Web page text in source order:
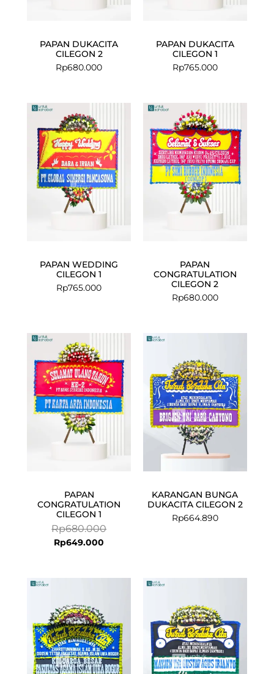
PAPAN DUKACITA
CILEGON 2
Rp680.000
PAPAN DUKACITA
CILEGON 1
Rp765.000
PAPAN WEDDING
CILEGON 1
Rp765.000
PAPAN
CONGRATULATION
CILEGON 2
Rp680.000
PAPAN
CONGRATULATION
CILEGON 1
Rp680.000
was:
Rp680.000.
Rp649.000
is:
Rp649.000.
KARANGAN BUNGA
DUKACITA CILEGON 2
Rp664.890